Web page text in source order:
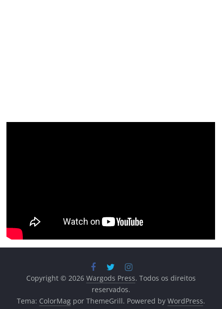
Copyright © 2026 Wargods Press. Todos os direitos
reservados.
Tema: ColorMagpor ThemeGrill. Powered by WordPress.